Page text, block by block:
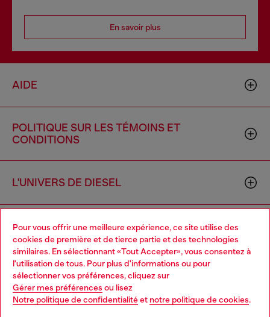
Pour vous offrir une meilleure expérience, ce site utilise des
cookies de première et de tierce partie et des technologies
similaires. En sélectionnant «Tout Accepter», vous consentez à
l'utilisation de tous. Pour plus d'informations ou pour
sélectionner vos préférences, cliquez sur
Gérer mes préférences ou lisez
Notre politique de confidentialitéet notre politique de cookies.
En savoir plus
AIDE
POLITIQUE SUR LES TÉMOINS ET
CONDITIONS
L'UNIVERS DE DIESEL
ENTREPRISE
Choose your location
You are currently browsing Canada website, but it seems you
may be based in United States